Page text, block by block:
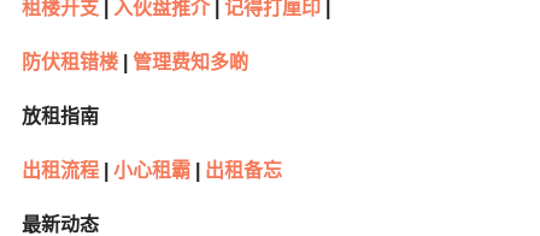
租楼开支 入伙盘推介 记得打厘印
防伏租错楼 管理费知多啲
放租指南
出租流程| 小心租霸 出租备忘
最新动态